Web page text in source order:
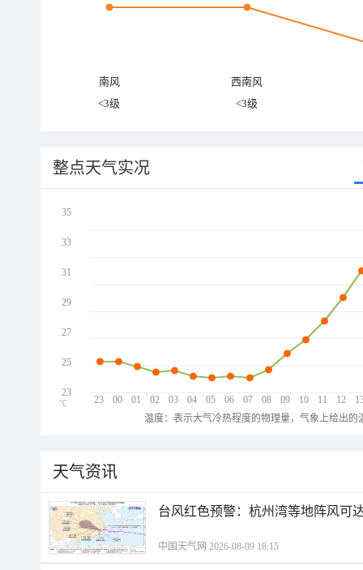
南风
西南风
<3级
<3级
整点天气实况
23 00 01 02 03 04 05 06 07 08 09 10 11 12
35
33
31
29
27
25
23
℃
温度：表示大气冷热程度的物理量，气象上给出
天气资讯
台风红色预警：杭州湾等地阵风可
中国天气网 2026-08-09 18:15